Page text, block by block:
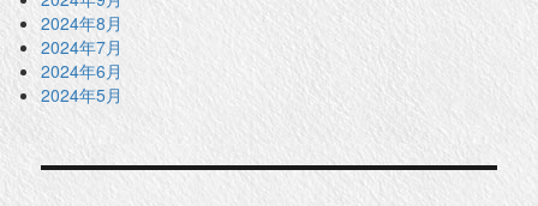
2024年8月
2024年7月
2024年6月
2024年5月